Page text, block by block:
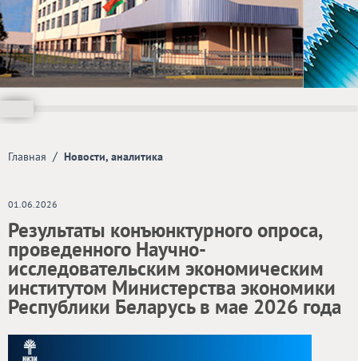
Главная / Новости, аналитика
01.06.2026
Результаты конъюнктурного опроса,
проведенного Научно-
исследовательским экономическим
институтом Министерства экономики
Республики Беларусь в мае 2026 года